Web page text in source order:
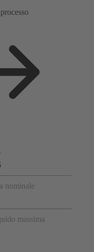
nominale
massima